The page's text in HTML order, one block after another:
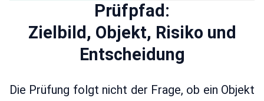
Prüfpfad:
Zielbild, Objekt, Risiko und
Entscheidung
Die Prüfung folgt nicht der Frage, ob ein Objekt